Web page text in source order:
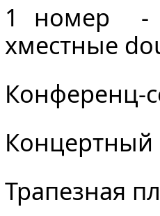
1 номер -
хместные
Конференц-
Трапезная